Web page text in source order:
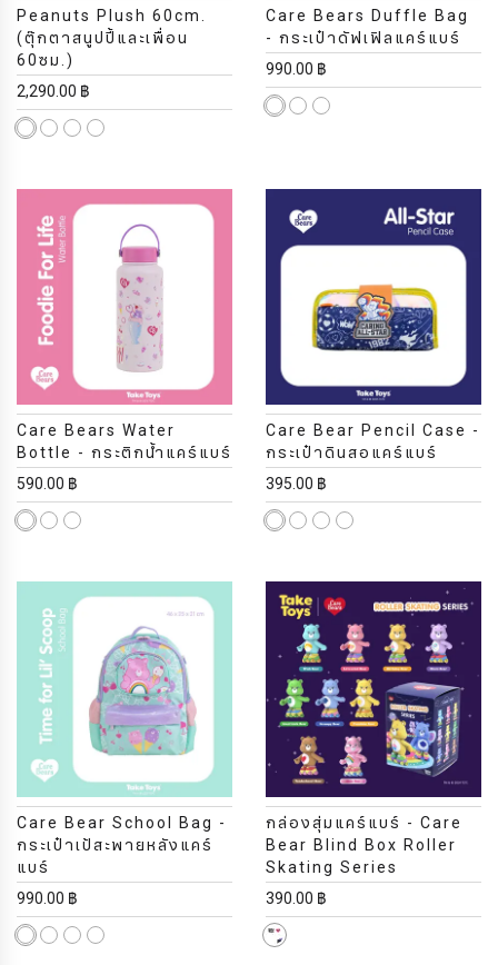
Peanuts Plush 60cm.
(ตุ๊กตาสนูปปี้และเพื่อน
60ซม.)
2,290.00 ฿
Care Bears Duffle Bag
- กระเป๋าดัฟเฟิลแคร์แบร์
990.00 ฿
Care Bears Water
Bottle - กระติกน้ำแคร์แบร์
590.00 ฿
Care Bear Pencil Case -
กระเป๋าดินสอแคร์แบร์
395.00 ฿
Care Bear School Bag -
กระเป๋าเป้สะพายหลังแคร์
แบร์
990.00 ฿
กล่องสุ่มแคร์แบร์ - Care
Bear Blind Box Roller
Skating Series
390.00 ฿